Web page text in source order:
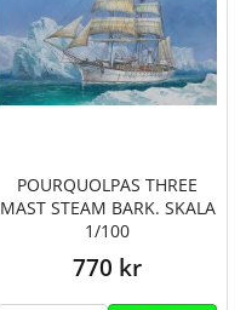
POURQUOLPAS THREE
MAST STEAM BARK. SKALA
1/100
770 kr